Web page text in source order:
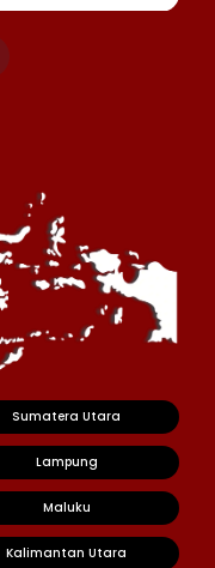
Sumatera Utara
Lampung
Maluku
Kalimantan Utara